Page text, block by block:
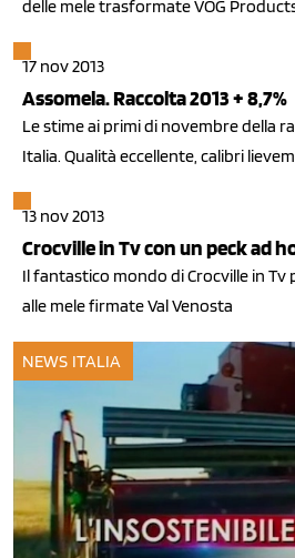
delle mele trasformate VOG
17 nov 2013
Assomela. Raccolta 2013 + 8,7%
Le stime ai primi di novembre della
Italia. Qualità eccellente, calibri
13 nov 2013
Crocville in Tv con un peck ad
Il fantastico mondo di Crocville in Tv
alle mele firmate Val Venosta
NEWS ITALIA